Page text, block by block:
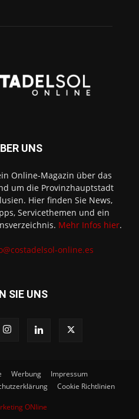
UNS
Online-Magazin über das
um die Provinzhauptstadt
Hier finden Sie News,
Servicethemen und ein
Mehr Infos hier.
online.es
SIE UNS
Werbung
Impressum
Cookie Richtlinien
ONline